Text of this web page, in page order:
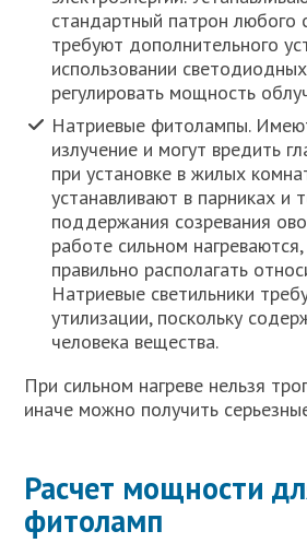
стандартный патрон любого
требуют дополнительного
использовании
регулировать мощность
Натриевые фитолампы.
излучение и могут вредить
при установке в жилых
устанавливают в парниках и
поддержания созревания
работе сильном
правильно располагать
Натриевые светильники
утилизации, поскольку
человека вещества.
При сильном нагреве нельзя
иначе можно получить
Расчет мощности
фитоламп